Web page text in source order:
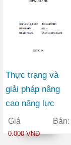
Thực trạng và
giải pháp nâng
cao năng lực
cạnh tranh của
Công ty Cổ phần
Giá Bán:
0.000 VNĐ